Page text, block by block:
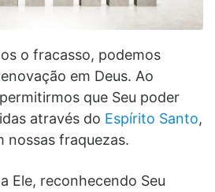
o fracasso, podemos
em Deus. Ao
que Seu poder
através do Espírito Santo,
nossas fraquezas.
Ele, reconhecendo Seu